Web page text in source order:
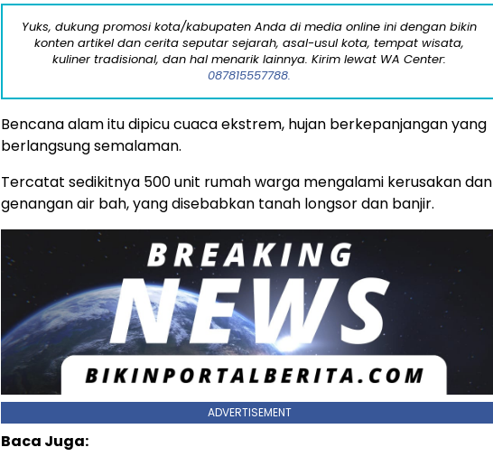
Yuks, dukung promosi kota/kabupaten Anda di media online ini dengan bikin
konten artikel dan cerita seputar sejarah, asal-usul kota, tempat wisata,
kuliner tradisional, dan hal menarik lainnya. Kirim lewat WA Center:
087815557788.
Bencana alam itu dipicu cuaca ekstrem, hujan berkepanjangan yang
berlangsung semalaman.
Tercatat sedikitnya 500 unit rumah warga mengalami kerusakan dan
genangan air bah, yang disebabkan tanah longsor dan banjir.
ADVERTISEMENT
Baca Juga: